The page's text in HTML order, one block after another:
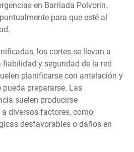
en Barriada Polvorin.
para que esté al
los cortes se llevan a
y seguridad de la red
planificarse con antelación y
prepararse. Las
suelen producirse
diversos factores, como
desfavorables o daños en